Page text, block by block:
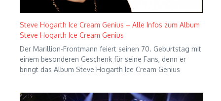
Steve Hogarth Ice Cream Genius – Alle Infos zum Album
Steve Hogarth Ice Cream Genius
Der Marillion-Frontmann feiert seinen 70. Geburtstag mit
einem besonderen Geschenk für seine Fans, denn er
bringt das Album Steve Hogarth Ice Cream Genius